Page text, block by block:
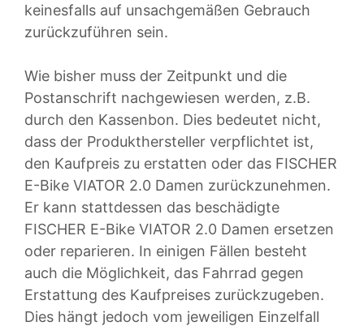
keinesfalls auf unsachgemäßen Gebrauch
zurückzuführen sein.
Wie bisher muss der Zeitpunkt und die
Postanschrift nachgewiesen werden, z.B.
durch den Kassenbon. Dies bedeutet nicht,
dass der Produkthersteller verpflichtet ist,
den Kaufpreis zu erstatten oder das FISCHER
E-Bike VIATOR 2.0 Damen zurückzunehmen.
Er kann stattdessen das beschädigte
FISCHER E-Bike VIATOR 2.0 Damen ersetzen
oder reparieren. In einigen Fällen besteht
auch die Möglichkeit, das Fahrrad gegen
Erstattung des Kaufpreises zurückzugeben.
Dies hängt jedoch vom jeweiligen Einzelfall